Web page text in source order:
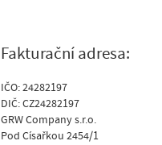
Fakturační adresa:
IČO: 24282197
DIČ: CZ24282197
GRW Company s.r.o.
Pod Císařkou 2454/1